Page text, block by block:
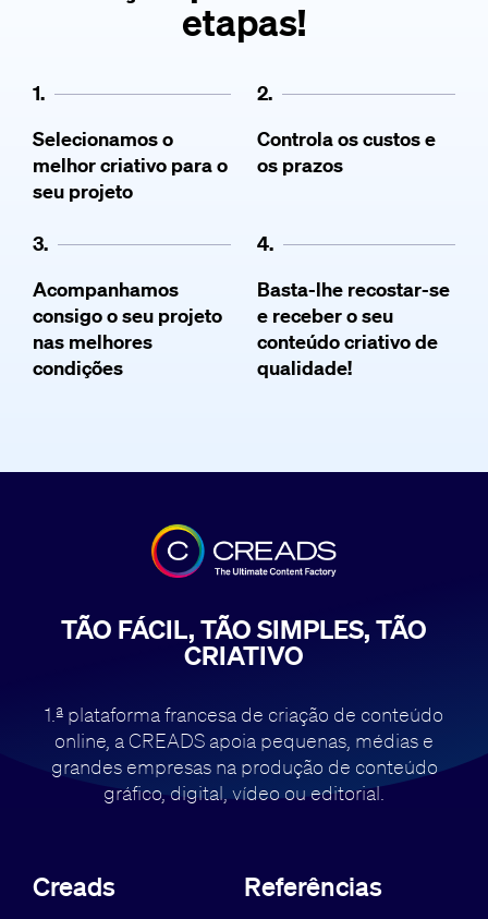
etapas!
1.
Selecionamos o
melhor criativo para o
seu projeto
2.
Controla os custos e
os prazos
3.
Acompanhamos
consigo o seu projeto
nas melhores
condições
4.
Basta-lhe recostar-se
e receber o seu
conteúdo criativo de
qualidade!
TÃO FÁCIL, TÃO SIMPLES, TÃO
CRIATIVO
1.ª plataforma francesa de criação de conteúdo
online, a CREADS apoia pequenas, médias e
grandes empresas na produção de conteúdo
gráfico, digital, vídeo ou editorial.
Creads Referências